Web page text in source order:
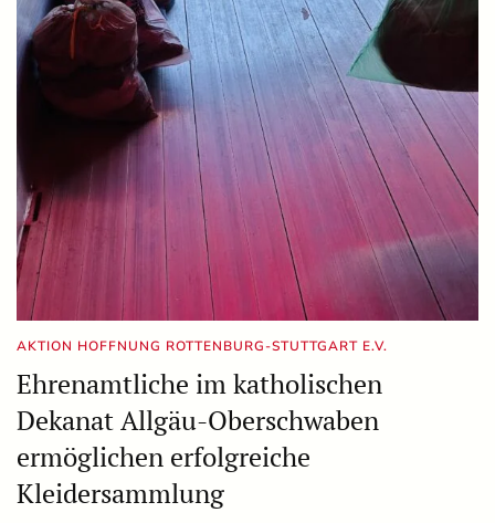
AKTION HOFFNUNG ROTTENBURG-STUTTGART E.V.
Ehrenamtliche im katholischen
Dekanat Allgäu-Oberschwaben
ermöglichen erfolgreiche
Kleidersammlung